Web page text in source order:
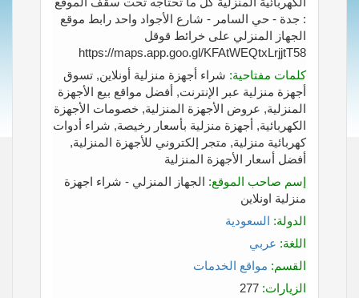
: جدة - حي السامر - شارع الأجواد واحد رابط موقع
الجهاز المنزلي على خرائط قوقل
https://maps.app.goo.gl/KFAtWEQtxLrjjtT58
كلمات مفتاحية: شراء أجهزة منزلية أونلاين, تسوق
أجهزة منزلية عبر الإنترنت, أفضل مواقع بيع الأجهزة
المنزلية, عروض الأجهزة المنزلية, خصومات الأجهزة
الكهربائية, أجهزة منزلية بأسعار رخيصة, شراء أدوات
كهربائية منزلية, متجر إلكتروني للأجهزة المنزلية,
أفضل أسعار الأجهزة المنزلية
إسم صاحب الموقع: الجهاز المنزلي - شراء اجهزة
منزلية اونلاين
الدولة: السعودية
اللغة: عربي
القسم: مواقع الخدمات
الزيارات: